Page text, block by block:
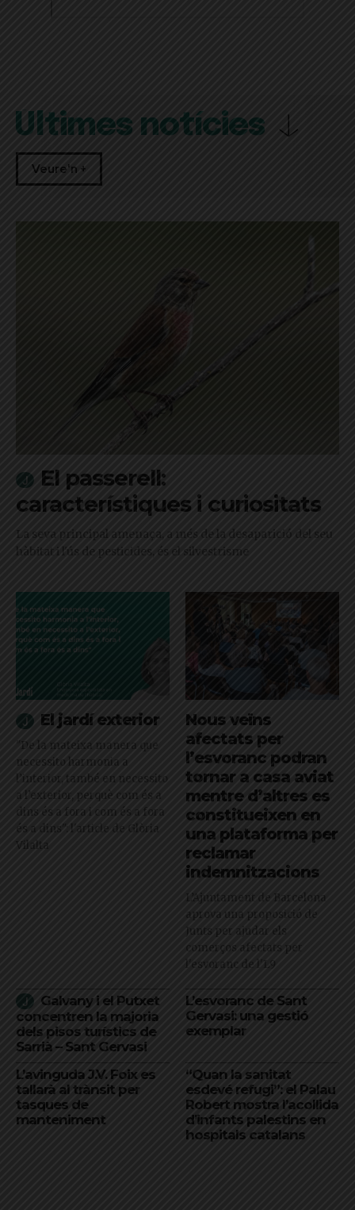
Últimes notícies
Veure'n +
El passerell:
característiques i curiositats
La seva principal amenaça, a més de la desaparició del seu
hàbitat i l'ús de pesticides, és el silvestrisme
El jardí exterior
"De la mateixa manera que
necessito harmonia a
l’interior, també en necessito
a l’exterior, perquè com és a
dins és a fora i com és a fora
és a dins": l'article de Glòria
Vilalta
Nous veïns
afectats per
l’esvoranc podran
tornar a casa aviat
mentre d’altres es
constitueixen en
una plataforma per
reclamar
indemnitzacions
L’Ajuntament de Barcelona
aprova una proposició de
Junts per ajudar els
comerços afectats per
l'esvoranc de l'L9
Galvany i el Putxet
concentren la majoria
dels pisos turístics de
Sarrià – Sant Gervasi
L’esvoranc de Sant
Gervasi: una gestió
exemplar
L’avinguda J.V. Foix es
tallarà al trànsit per
tasques de
manteniment
“Quan la sanitat
esdevé refugi”: el Palau
Robert mostra l’acollida
d’infants palestins en
hospitals catalans